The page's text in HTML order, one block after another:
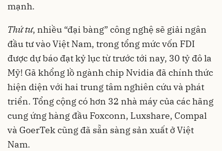
mạnh.
Thứ tư, nhiều “đại bàng” công nghệ sẽ giải ngân
đầu tư vào Việt Nam, trong tổng mức vốn FDI
được dự báo đạt kỷ lục từ trước tới nay, 30 tỷ đô la
Mỹ! Gã khổng lồ ngành chip Nvidia đã chính thức
hiện diện với hai trung tâm nghiên cứu và phát
triển. Tổng cộng có hơn 32 nhà máy của các hãng
cung ứng hàng đầu Foxconn, Luxshare, Compal
và GoerTek cũng đã sẵn sàng sản xuất ở Việt
Nam.